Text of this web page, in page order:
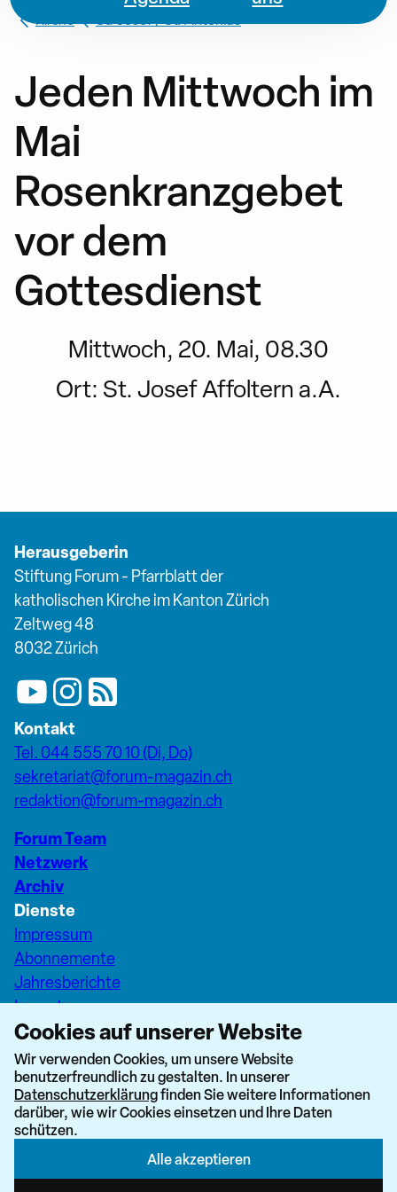
Kirche St. Josef / St. Antonius
Jeden Mittwoch im
Mai
Rosenkranzgebet
vor dem
Gottesdienst
Mittwoch, 20. Mai, 08.30
Ort: St. Josef Affoltern a.A.
Herausgeberin
Stiftung Forum - Pfarrblatt der
katholischen Kirche im Kanton Zürich
Zeltweg 48
8032 Zürich
Kontakt
Tel. 044 555 70 10 (Di, Do)
sekretariat@forum-magazin.ch
redaktion@forum-magazin.ch
Forum Team
Netzwerk
Archiv
Dienste
Impressum
Abonnemente
Jahresberichte
Inserate
Pfarreiseiten Stadt Zürich
Dashboard Forum+
Cookies auf unserer Website
Wir verwenden Cookies, um unsere Website
benutzerfreundlich zu gestalten. In unserer
Datenschutzerklärungfinden Sie weitere Informationen
darüber, wie wir Cookies einsetzen und Ihre Daten
schützen.
Alle akzeptieren